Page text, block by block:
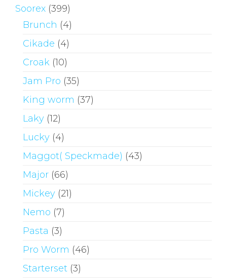
Soorex (399)
Brunch (4)
Cikade (4)
Croak (10)
Jam Pro (35)
King worm (37)
Laky (12)
Lucky (4)
Maggot( Speckmade) (43)
Major (66)
Mickey (21)
Nemo (7)
Pasta (3)
Pro Worm (46)
Starterset (3)